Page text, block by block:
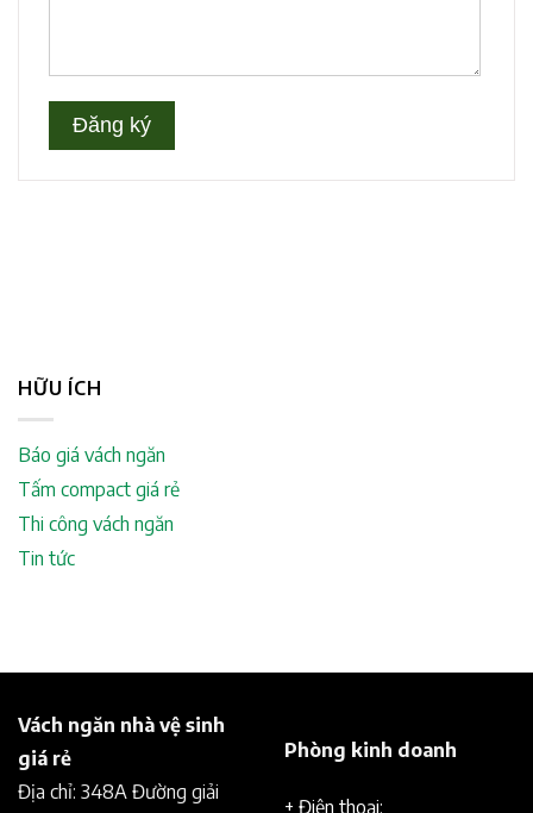
HỮU ÍCH
Báo giá vách ngăn
Tấm compact giá rẻ
Thi công vách ngăn
Tin tức
Vách ngăn nhà vệ sinh
giá rẻ
Địa chỉ: 348A Đường giải
Phòng kinh doanh
+ Điện thoại: